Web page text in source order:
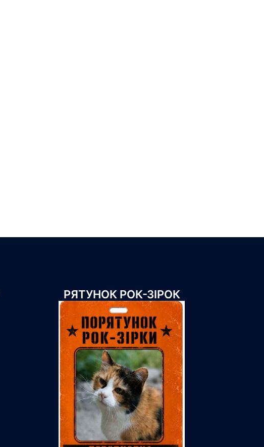
РЯТУНОК РОК-ЗІРОК